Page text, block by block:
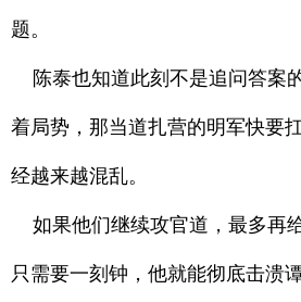
题。
陈泰也知道此刻不是追问答案
着局势，那当道扎营的明军快要
经越来越混乱。
如果他们继续攻官道，最多再
只需要一刻钟，他就能彻底击溃